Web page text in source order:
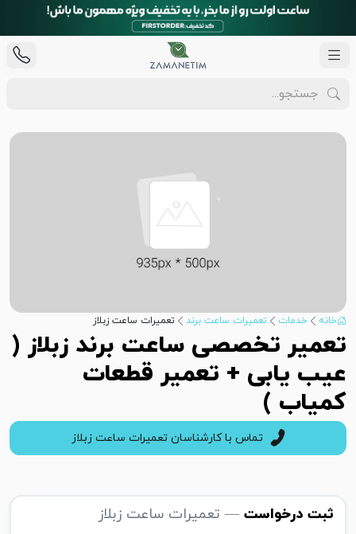
خانه خدمات تعمیرات ساعت برند تعمیرات ساعت زبلاز
تعمیر تخصصی ساعت برند زبلاز (
عیب یابی + تعمیر قطعات
کمیاب )
تماس با کارشناسان تعمیرات ساعت زبلاز
ثبت درخواست — تعمیرات ساعت زبلاز